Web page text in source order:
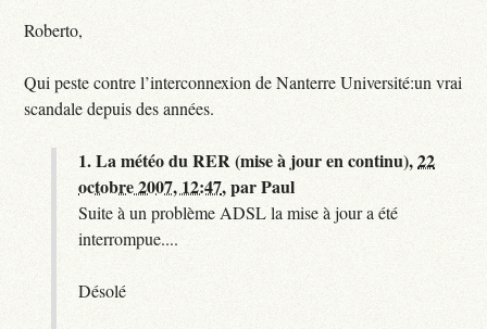
Roberto,
Qui peste contre l’interconnexion de Nanterre Université:un vrai
scandale depuis des années.
1.La météo du RER (mise à jour en continu),22
octobre 2007, 12:47,parPaul
Suite à un problème ADSL la mise à jour a été
interrompue....
Désolé